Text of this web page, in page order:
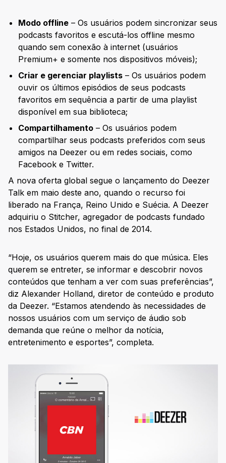
Modo offline – Os usuários podem sincronizar seus
podcasts favoritos e escutá-los offline mesmo
quando sem conexão à internet (usuários
Premium+ e somente nos dispositivos móveis);
Criar e gerenciar playlists – Os usuários podem
ouvir os últimos episódios de seus podcasts
favoritos em sequência a partir de uma playlist
disponível em sua biblioteca;
Compartilhamento – Os usuários podem
compartilhar seus podcasts preferidos com seus
amigos na Deezer ou em redes sociais, como
Facebook e Twitter.
A nova oferta global segue o lançamento do Deezer
Talk em maio deste ano, quando o recurso foi
liberado na França, Reino Unido e Suécia. A Deezer
adquiriu o Stitcher, agregador de podcasts fundado
nos Estados Unidos, no final de 2014.
“Hoje, os usuários querem mais do que música. Eles
querem se entreter, se informar e descobrir novos
conteúdos que tenham a ver com suas preferências”,
diz Alexander Holland, diretor de conteúdo e produto
da Deezer. “Estamos atendendo às necessidades de
nossos usuários com um serviço de áudio sob
demanda que reúne o melhor da notícia,
entretenimento e esportes”, completa.